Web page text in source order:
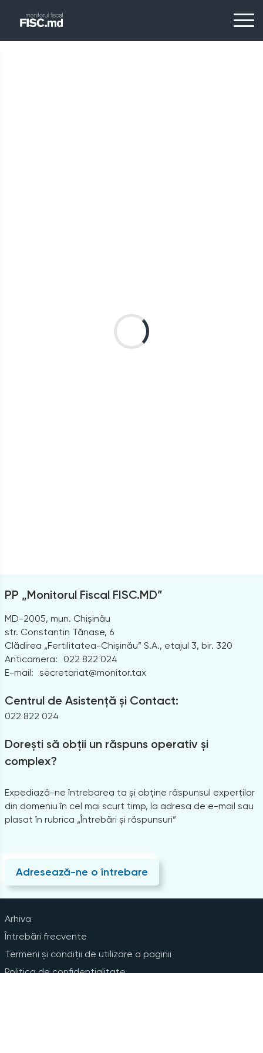
PP „Monitorul Fiscal FISC.MD”
MD-2005, mun. Chișinău
str. Constantin Tănase, 6
Clădirea „Fertilitatea-Chișinău” S.A., etajul 3, bir. 320
Anticamera:
022 822 024
E-mail: secretariat@monitor.tax
Centrul de Asistență și Contact:
022 822 024
Dorești să obții un răspuns operativ și
complex?
Expediază-ne întrebarea ta și obține răspunsul experților
din domeniu în cel mai scurt timp, la adresa de e-mail sau
plasat în rubrica „Întrebări și răspunsuri”
Adresează-ne o întrebare
Arhiva
Întrebări frecvente
Termeni și condiții de utilizare a paginii
Politica de confidențialitate